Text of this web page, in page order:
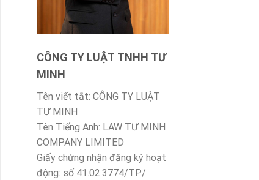
CÔNG TY LUẬT TNHH TƯ
MINH
Tên viết tắt: CÔNG TY LUẬT
TƯ MINH
Tên Tiếng Anh: LAW TƯ MINH
COMPANY LIMITED
Giấy chứng nhận đăng ký hoạt
động: số 41.02.3774/TP/